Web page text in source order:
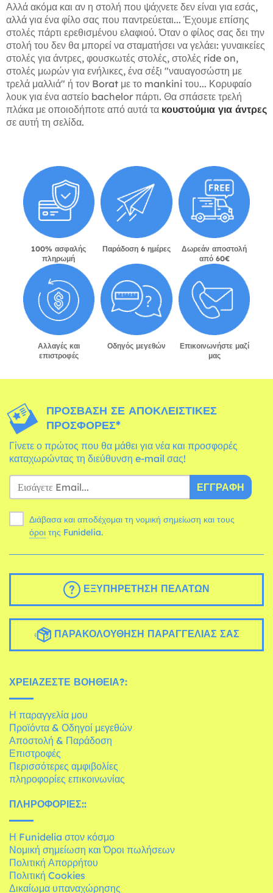
Αλλά ακόμα και αν η στολή που ψάχνετε δεν είναι για εσάς,
αλλά για ένα φίλο σας που παντρεύεται... Έχουμε επίσης
στολές πάρτι ερεθισμένου ελαφιού. Όταν ο φίλος σας δει την
στολή του δεν θα μπορεί να σταματήσει να γελάει: γυναικείες
στολές για άντρες, φουσκωτές στολές, στολές ride on,
στολές μωρών για ενήλικες, ένα σέξι "ναυαγοσώστη με
τρελά μαλλιά" ή τον Borat με το mankini του... Κορυφαίο
λουκ για ένα αστείο bachelor πάρτι. Θα σπάσετε τρελή
πλάκα με οποιοδήποτε από αυτά τα κουστούμια για άντρες
σε αυτή τη σελίδα.
100% ασφαλής
πληρωμή
Παράδοση 6 ημέρες
Δωρεάν αποστολή
από 60€
Αλλαγές και
επιστροφές
Οδηγός μεγεθών
Επικοινωνήστε μαζί
μας
ΠΡΌΣΒΑΣΗ ΣΕ ΑΠΟΚΛΕΙΣΤΙΚΈΣ
ΠΡΟΣΦΟΡΈΣ*
Γίνετε ο πρώτος που θα μάθει για νέα και προσφορές
καταχωρώντας τη διεύθυνση e-mail σας!
ΕΓΓΡΑΦΉ
Διάβασα και αποδέχομαι τη νομική σημείωση και τους
όροι της Funidelia.
ΕΞΥΠΗΡΈΤΗΣΗ ΠΕΛΑΤΏΝ
ΠΑΡΑΚΟΛΟΎΘΗΣΗ ΠΑΡΑΓΓΕΛΊΑΣ ΣΑΣ
ΧΡΕΙΆΖΕΣΤΕ ΒΟΉΘΕΙΑ?:
Η παραγγελία μου
Προϊόντα & Οδηγοί μεγεθών
Αποστολή & Παράδοση
Επιστροφές
Περισσότερες αμφιβολίες
πληροφορίες επικοινωνίας
ΠΛΗΡΟΦΟΡΊΕΣ::
Η Funidelia στον κόσμο
Νομική σημείωση και Όροι πωλήσεων
Πολιτική Απορρήτου
Πολιτική Cookies
Δικαίωμα υπαναχώρησης